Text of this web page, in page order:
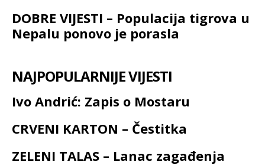
DOBRE VIJESTI – Populacija tigrova u
Nepalu ponovo je porasla
NAJPOPULARNIJE VIJESTI
Ivo Andrić: Zapis o Mostaru
CRVENI KARTON – Čestitka
ZELENI TALAS – Lanac zagađenja